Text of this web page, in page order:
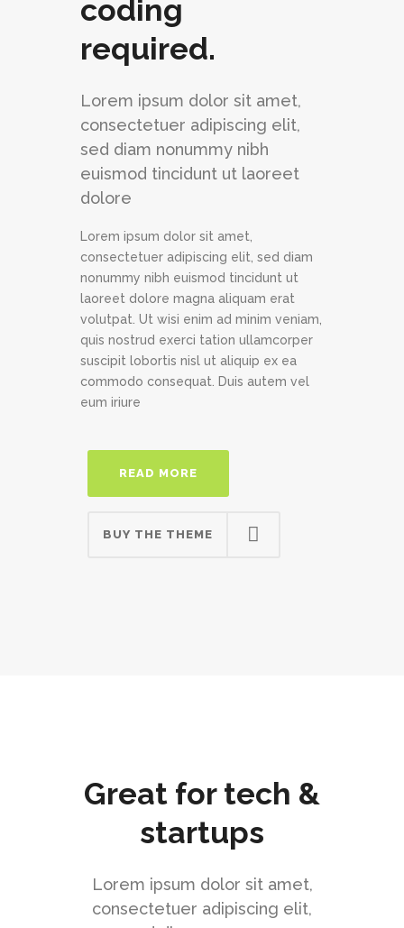
coding
required.
Lorem ipsum dolor sit amet,
consectetuer adipiscing elit,
sed diam nonummy nibh
euismod tincidunt ut laoreet
dolore
Lorem ipsum dolor sit amet,
consectetuer adipiscing elit, sed diam
nonummy nibh euismod tincidunt ut
laoreet dolore magna aliquam erat
volutpat. Ut wisi enim ad minim veniam,
quis nostrud exerci tation ullamcorper
suscipit lobortis nisl ut aliquip ex ea
commodo consequat. Duis autem vel
eum iriure
READ MORE
BUY THE THEME
Great for tech &
startups
Lorem ipsum dolor sit amet,
consectetuer adipiscing elit,